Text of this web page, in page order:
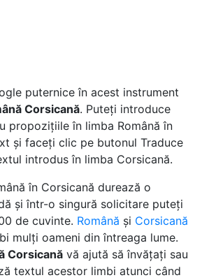
puternice în acest instrument
Corsicană. Puteți introduce
propozițiile în limba Română în
și faceți clic pe butonul Traduce
introdus în limba Corsicană.
în Corsicană durează o
și într-o singură solicitare puteți
de cuvinte. Română și Corsicană
mulți oameni din întreaga lume.
Corsicanăvă ajută să învățați sau
textul acestor limbi atunci când